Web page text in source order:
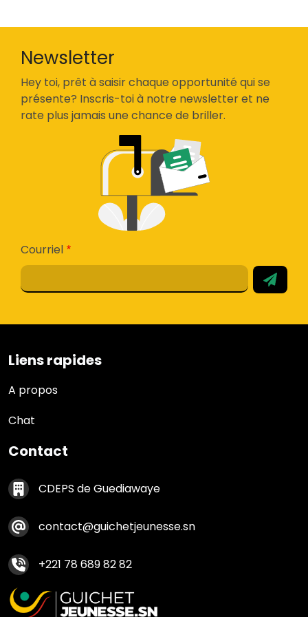
Newsletter
Hey toi, prêt à saisir chaque opportunité qui se
présente? Inscris-toi à notre newsletter et ne
rate plus jamais une chance de briller.
Courriel
Liens rapides
Liens rapides
A propos
Chat
Contact
Contact footer
CDEPS de Guediawaye
contact@guichetjeunesse.sn
+221 78 689 82 82